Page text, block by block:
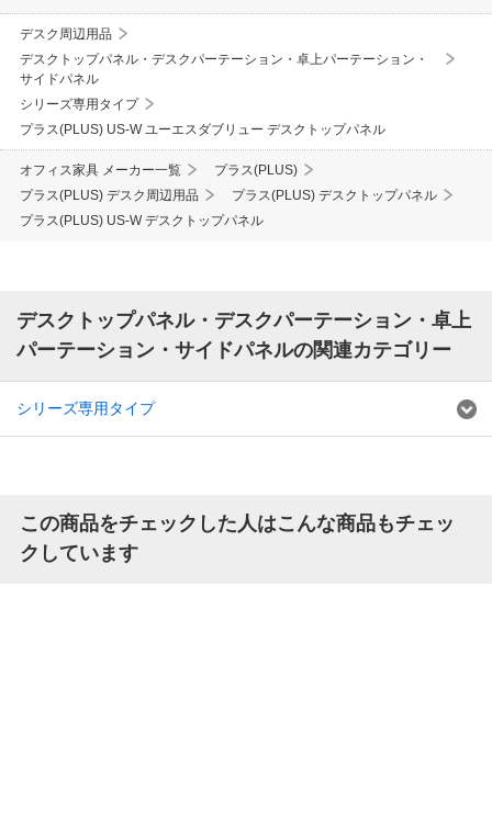
デスク周辺用品
デスクトップパネル・デスクパーテーション・卓上パーテーション・
サイドパネル
シリーズ専用タイプ
プラス(PLUS) US-W ユーエスダブリュー デスクトップパネル
オフィス家具 メーカー一覧
プラス(PLUS)
プラス(PLUS) デスク周辺用品
プラス(PLUS) デスクトップパネル
プラス(PLUS) US-W デスクトップパネル
デスクトップパネル・デスクパーテーション・卓上
パーテーション・サイドパネルの関連カテゴリー
シリーズ専用タイプ
この商品をチェックした人はこんな商品もチェッ
クしています